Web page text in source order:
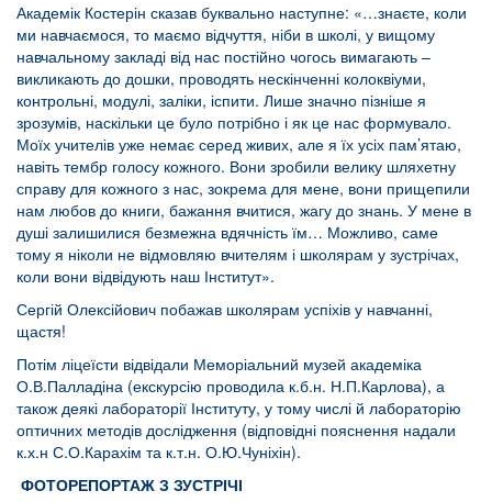
Академік Костерін сказав буквально наступне: «…знаєте, коли
ми навчаємося, то маємо відчуття, ніби в школі, у вищому
навчальному закладі від нас постійно чогось вимагають –
викликають до дошки, проводять нескінченні колоквіуми,
контрольні, модулі, заліки, іспити. Лише значно пізніше я
зрозумів, наскільки це було потрібно і як це нас формувало.
Моїх учителів уже немає серед живих, але я їх усіх пам’ятаю,
навіть тембр голосу кожного. Вони зробили велику шляхетну
справу для кожного з нас, зокрема для мене, вони прищепили
нам любов до книги, бажання вчитися, жагу до знань. У мене в
душі залишилися безмежна вдячність їм… Можливо, саме
тому я ніколи не відмовляю вчителям і школярам у зустрічах,
коли вони відвідують наш Інститут».
Сергій Олексійович побажав школярам успіхів у навчанні,
щастя!
Потім ліцеїсти відвідали Меморіальний музей академіка
О.В.Палладіна (екскурсію проводила к.б.н. Н.П.Карлова), а
також деякі лабораторії Інституту, у тому числі й лабораторію
оптичних методів дослідження (відповідні пояснення надали
к.х.н С.О.Карахім та к.т.н. О.Ю.Чуніхін).
ФОТОРЕПОРТАЖ З ЗУСТРІЧІ